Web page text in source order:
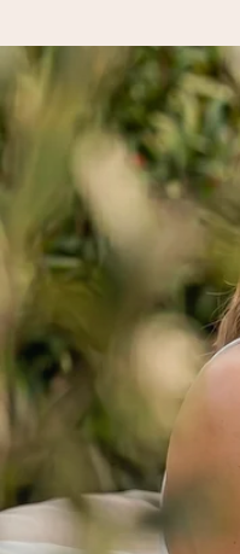
Voor 16:00
We maken jouw
4,8 (gebaseerd
Onze cadeaus worden
Gratis wenskaartje
Je maakt in een paar